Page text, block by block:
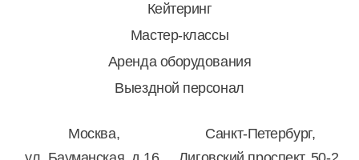
Кейтеринг
Мастер-классы
Аренда оборудования
Выездной персонал
Москва,
Санкт-Петербург,